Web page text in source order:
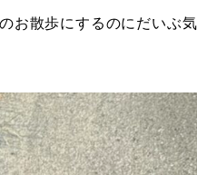
散歩にするのにだいぶ